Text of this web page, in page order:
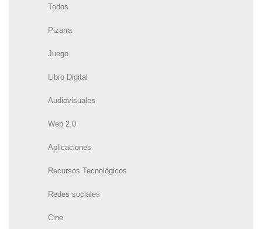
Todos
Pizarra
Juego
Libro Digital
Audiovisuales
Web 2.0
Aplicaciones
Recursos Tecnológicos
Redes sociales
Cine